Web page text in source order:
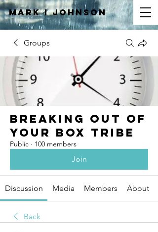
Mark IJOHNSON
Groups
Breaking Out of
Your Box Tribe
Public · 100 members
Join
Discussion Media Members About
Back